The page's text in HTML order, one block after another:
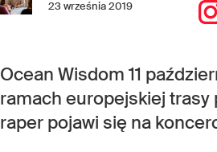
23 września 2019
Ocean Wisdom 11
ramach europejskiej
raper pojawi się na